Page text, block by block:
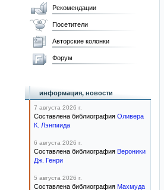
Рекомендации
Посетители
Авторские колонки
Форум
информация, новости
7 августа 2026 г.
Составлена библиография Оливера
К. Лэнгмида
6 августа 2026 г.
Составлена библиография Вероники
Дж. Генри
5 августа 2026 г.
Составлена библиография Махмуда